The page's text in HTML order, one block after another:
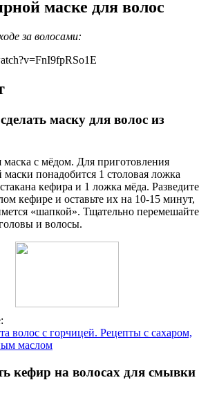
маске для волос
за волосами:
маску для волос из
с мёдом. Для приготовления
понадобится 1 столовая ложка
кефира и 1 ложка мёда. Разведите
кефире и оставьте их на 10-15 минут,
«шапкой». Тщательно перемешайте
и волосы.
волос с горчицей. Рецепты с сахаром,
маслом
кефир на волосах для смывки